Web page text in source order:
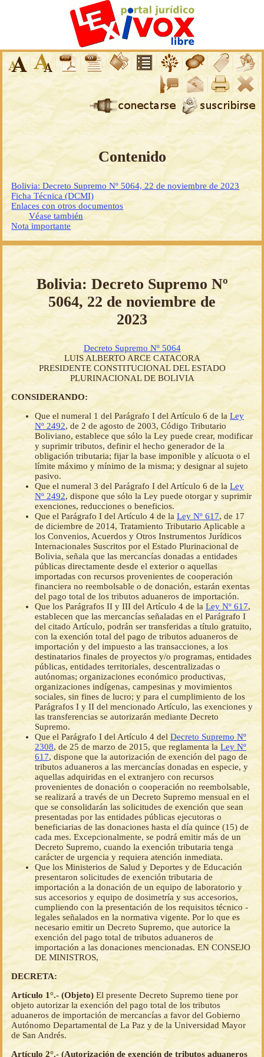
Contenido
Bolivia: Decreto Supremo Nº 5064, 22 de noviembre de 2023
Ficha Técnica (DCMI)
Enlaces con otros documentos
Véase también
Nota importante
Bolivia: Decreto Supremo Nº
5064, 22 de noviembre de
2023
Decreto Supremo Nº 5064
LUIS ALBERTO ARCE CATACORA
PRESIDENTE CONSTITUCIONAL DEL ESTADO
PLURINACIONAL DE BOLIVIA
CONSIDERANDO:
Que el numeral 1 del Parágrafo I del Artículo 6 de la Ley
Nº 2492, de 2 de agosto de 2003, Código Tributario
Boliviano, establece que sólo la Ley puede crear, modificar
y suprimir tributos, definir el hecho generador de la
obligación tributaria; fijar la base imponible y alícuota o el
límite máximo y mínimo de la misma; y designar al sujeto
pasivo.
Que el numeral 3 del Parágrafo I del Artículo 6 de la Ley
Nº 2492, dispone que sólo la Ley puede otorgar y suprimir
exenciones, reducciones o beneficios.
Que el Parágrafo I del Artículo 4 de la Ley Nº 617, de 17
de diciembre de 2014, Tratamiento Tributario Aplicable a
los Convenios, Acuerdos y Otros Instrumentos Jurídicos
Internacionales Suscritos por el Estado Plurinacional de
Bolivia, señala que las mercancías donadas a entidades
públicas directamente desde el exterior o aquellas
importadas con recursos provenientes de cooperación
financiera no reembolsable o de donación, estarán exentas
del pago total de los tributos aduaneros de importación.
Que los Parágrafos II y III del Artículo 4 de la Ley Nº 617,
establecen que las mercancías señaladas en el Parágrafo I
del citado Artículo, podrán ser transferidas a título gratuito,
con la exención total del pago de tributos aduaneros de
importación y del impuesto a las transacciones, a los
destinatarios finales de proyectos y/o programas, entidades
públicas, entidades territoriales, descentralizadas o
autónomas; organizaciones económico productivas,
organizaciones indígenas, campesinas y movimientos
sociales, sin fines de lucro; y para el cumplimiento de los
Parágrafos I y II del mencionado Artículo, las exenciones y
las transferencias se autorizarán mediante Decreto
Supremo.
Que el Parágrafo I del Artículo 4 del Decreto Supremo Nº
2308, de 25 de marzo de 2015, que reglamenta la Ley Nº
617, dispone que la autorización de exención del pago de
tributos aduaneros a las mercancías donadas en especie, y
aquellas adquiridas en el extranjero con recursos
provenientes de donación o cooperación no reembolsable,
se realizará a través de un Decreto Supremo mensual en el
que se consolidarán las solicitudes de exención que sean
presentadas por las entidades públicas ejecutoras o
beneficiarias de las donaciones hasta el día quince (15) de
cada mes. Excepcionalmente, se podrá emitir más de un
Decreto Supremo, cuando la exención tributaria tenga
carácter de urgencia y requiera atención inmediata.
Que los Ministerios de Salud y Deportes y de Educación
presentaron solicitudes de exención tributaria de
importación a la donación de un equipo de laboratorio y
sus accesorios y equipo de dosimetría y sus accesorios,
cumpliendo con la presentación de los requisitos técnico -
legales señalados en la normativa vigente. Por lo que es
necesario emitir un Decreto Supremo, que autorice la
exención del pago total de tributos aduaneros de
importación a las donaciones mencionadas. EN CONSEJO
DE MINISTROS,
DECRETA:
Artículo 1°.- (Objeto) El presente Decreto Supremo tiene por
objeto autorizar la exención del pago total de los tributos
aduaneros de importación de mercancías a favor del Gobierno
Autónomo Departamental de La Paz y de la Universidad Mayor
de San Andrés.
Artículo 2°.- (Autorización de exención de tributos aduaneros